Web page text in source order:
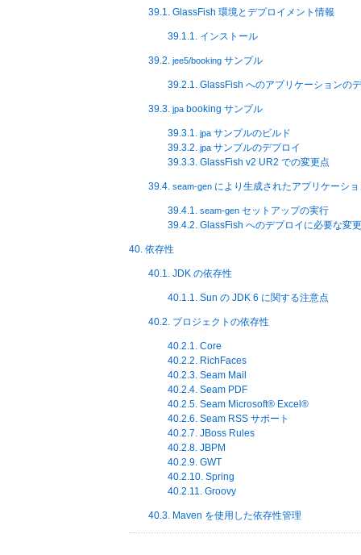
39.1. GlassFish 環境とデプロイメント情報
39.1.1. インストール
39.2. jee5/booking サンプル
39.2.1. GlassFish へのアプリケーションの
39.3. jpa booking サンプル
39.3.1. jpa サンプルのビルド
39.3.2. jpa サンプルのデプロイ
39.3.3. GlassFish v2 UR2 での変更点
39.4. seam-gen により生成されたアプリケーシ
39.4.1. seam-gen セットアップの実行
39.4.2. GlassFish へのデプロイに必要な変
40. 依存性
40.1. JDK の依存性
40.1.1. Sun の JDK 6 に関する注意点
40.2. プロジェクトの依存性
40.2.1. Core
40.2.2. RichFaces
40.2.3. Seam Mail
40.2.4. Seam PDF
40.2.5. Seam Microsoft® Excel ®
40.2.6. Seam RSS サポート
40.2.7. JBoss Rules
40.2.8. JBPM
40.2.9. GWT
40.2.10. Spring
40.2.11. Groovy
40.3. Maven を使用した依存性管理